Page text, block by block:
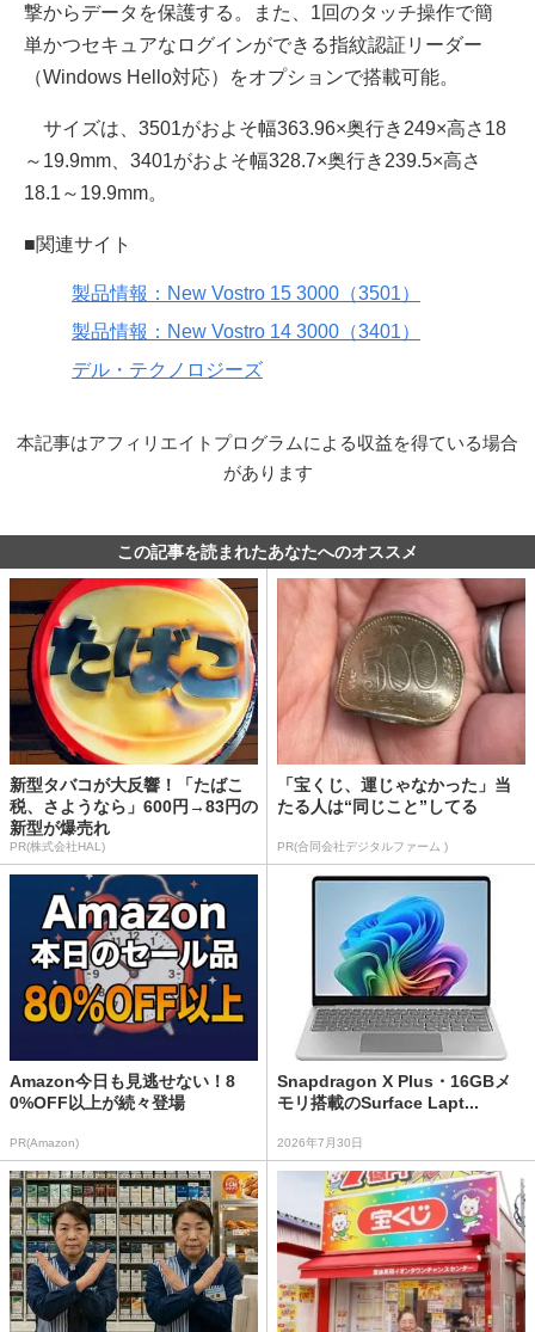
撃からデータを保護する。また、1回のタッチ操作で簡
単かつセキュアなログインができる指紋認証リーダー
（Windows Hello対応）をオプションで搭載可能。
サイズは、3501がおよそ幅363.96×奥行き249×高さ18
～19.9mm、3401がおよそ幅328.7×奥行き239.5×高さ
18.1～19.9mm。
■関連サイト
製品情報：New Vostro 15 3000（3501）
製品情報：New Vostro 14 3000（3401）
デル・テクノロジーズ
本記事はアフィリエイトプログラムによる収益を得ている場合
があります
この記事を読まれたあなたへのオススメ
新型タバコが大反響！「たばこ
税、さようなら」600円→83円の
新型が爆売れ
PR(株式会社HAL)
「宝くじ、運じゃなかった」当
たる人は“同じこと”してる
PR(合同会社デジタルファーム )
Amazon今日も見逃せない！8
0%OFF以上が続々登場
PR(Amazon)
Snapdragon X Plus・16GBメ
モリ搭載のSurface Lapt...
2026年7月30日